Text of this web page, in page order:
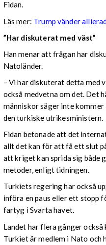
Fidan.
Läs mer: Trump vänder
”Har diskuterat med väst”
Han menar att frågan har
Natoländer.
– Vi har diskuterat detta med
också medvetna om det. Det
människor säger inte
den turkiske utrikesministern.
Fidan betonade att det
allt det kan för att få ett slut
att kriget kan sprida sig både
metoder, enligt tidningen.
Turkiets regering har också
införa en paus eller ett stopp
fartyg i Svarta havet.
Landet har flera gånger
Turkiet är medlem i Nato